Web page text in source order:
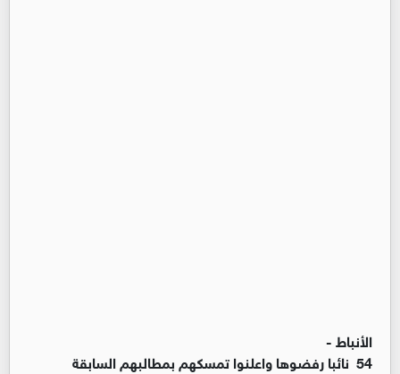
الأنباط -
54 نائبا رفضوها واعلنوا تمسكهم بمطالبهم السابقة